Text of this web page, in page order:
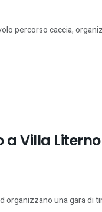
percorso caccia,
Villa Literno
una gara di